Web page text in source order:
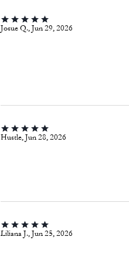
Josue Q., Jun 29, 2026
Hustle, Jun 28, 2026
Liliana J., Jun 25, 2026